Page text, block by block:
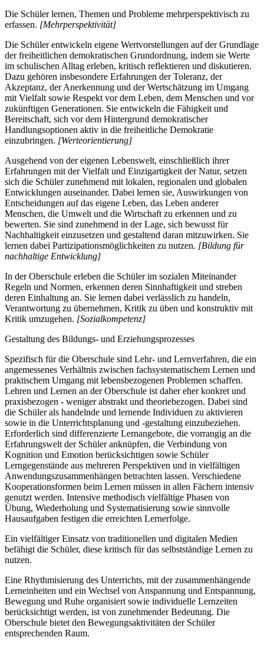
Die Schüler lernen, Themen und Probleme mehrperspektivisch zu
erfassen. [Mehrperspektivität]
Die Schüler entwickeln eigene Wertvorstellungen auf der Grundlage
der freiheitlichen demokratischen Grundordnung, indem sie Werte
im schulischen Alltag erleben, kritisch reflektieren und diskutieren.
Dazu gehören insbesondere Erfahrungen der Toleranz, der
Akzeptanz, der Anerkennung und der Wertschätzung im Umgang
mit Vielfalt sowie Respekt vor dem Leben, dem Menschen und vor
zukünftigen Generationen. Sie entwickeln die Fähigkeit und
Bereitschaft, sich vor dem Hintergrund demokratischer
Handlungsoptionen aktiv in die freiheitliche Demokratie
einzubringen. [Werteorientierung]
Ausgehend von der eigenen Lebenswelt, einschließlich ihrer
Erfahrungen mit der Vielfalt und Einzigartigkeit der Natur, setzen
sich die Schüler zunehmend mit lokalen, regionalen und globalen
Entwicklungen auseinander. Dabei lernen sie, Auswirkungen von
Entscheidungen auf das eigene Leben, das Leben anderer
Menschen, die Umwelt und die Wirtschaft zu erkennen und zu
bewerten. Sie sind zunehmend in der Lage, sich bewusst für
Nachhaltigkeit einzusetzen und gestaltend daran mitzuwirken. Sie
lernen dabei Partizipationsmöglichkeiten zu nutzen. [Bildung für
nachhaltige Entwicklung]
In der Oberschule erleben die Schüler im sozialen Miteinander
Regeln und Normen, erkennen deren Sinnhaftigkeit und streben
deren Einhaltung an. Sie lernen dabei verlässlich zu handeln,
Verantwortung zu übernehmen, Kritik zu üben und konstruktiv mit
Kritik umzugehen. [Sozialkompetenz]
Gestaltung des Bildungs- und Erziehungsprozesses
Spezifisch für die Oberschule sind Lehr- und Lernverfahren, die ein
angemessenes Verhältnis zwischen fachsystematischem Lernen und
praktischem Umgang mit lebensbezogenen Problemen schaffen.
Lehren und Lernen an der Oberschule ist daher eher konkret und
praxisbezogen - weniger abstrakt und theoriebezogen. Dabei sind
die Schüler als handelnde und lernende Individuen zu aktivieren
sowie in die Unterrichtsplanung und -gestaltung einzubeziehen.
Erforderlich sind differenzierte Lernangebote, die vorrangig an die
Erfahrungswelt der Schüler anknüpfen, die Verbindung von
Kognition und Emotion berücksichtigen sowie Schüler
Lerngegenstände aus mehreren Perspektiven und in vielfältigen
Anwendungszusammenhängen betrachten lassen. Verschiedene
Kooperationsformen beim Lernen müssen in allen Fächern intensiv
genutzt werden. Intensive methodisch vielfältige Phasen von
Übung, Wiederholung und Systematisierung sowie sinnvolle
Hausaufgaben festigen die erreichten Lernerfolge.
Ein vielfältiger Einsatz von traditionellen und digitalen Medien
befähigt die Schüler, diese kritisch für das selbstständige Lernen zu
nutzen.
Eine Rhythmisierung des Unterrichts, mit der zusammenhängende
Lerneinheiten und ein Wechsel von Anspannung und Entspannung,
Bewegung und Ruhe organisiert sowie individuelle Lernzeiten
berücksichtigt werden, ist von zunehmender Bedeutung. Die
Oberschule bietet den Bewegungsaktivitäten der Schüler
entsprechenden Raum.